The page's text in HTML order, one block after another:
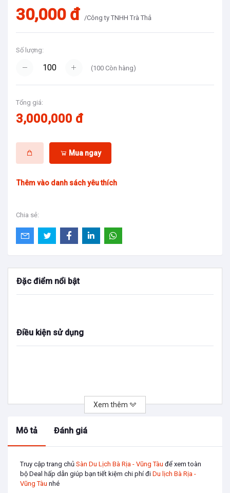
30,000 đ /Công ty TNHH Trà Thả
Số lượng:
(100 Còn hàng)
Tổng giá:
3,000,000 đ
Mua ngay
Thêm vào danh sách yêu thích
Chia sẻ:
Đặc điểm nổi bật
Điều kiện sử dụng
Xem thêm
Mô tả Đánh giá
Truy cập trang chủ Sàn Du Lịch Bà Rịa - Vũng Tàu để xem toàn
bộ Deal hấp dẫn giúp bạn tiết kiệm chi phí đi Du lịch Bà Rịa -
Vũng Tàu nhé